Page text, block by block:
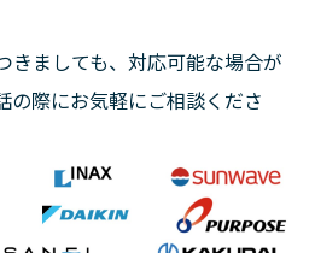
きましても、対応可能な場合が
の際にお気軽にご相談くださ